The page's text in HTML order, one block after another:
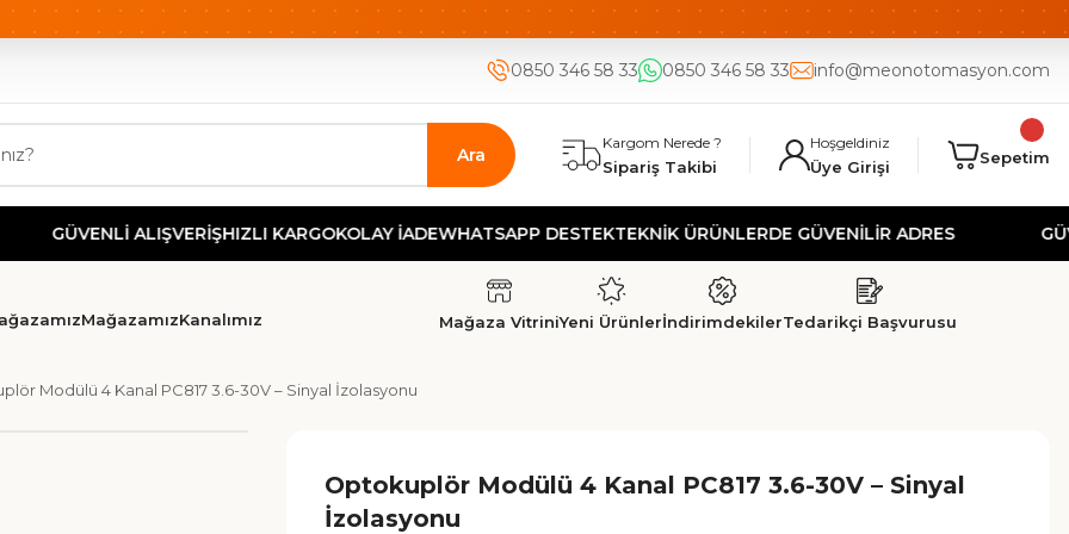
KARGO HIZLI KARGO GÜVENLİ ALIŞVERİŞ-KOLAY İADE UYGUN FİYAT
0850 346 58 33 0850 346 58 33 info@meonotomasyon.com
Ara
Kargom Nerede ?
Sipariş Takibi
Hoşgeldiniz
Üye Girişi Sepetim
ALIŞVERİŞHIZLI KARGO KOLAY İADEWHATSAPP DESTEKTEKNİK ÜRÜNLERDE GÜVENİLİR ADRES GÜVENLİ
MağazamızKanalımız Mağaza VitriniYeni ÜrünlerİndirimdekilerTedarikçi Başvurusu
Modülü 4 Kanal PC817 3.6-30V – Sinyal İzolasyonu
Optokuplör Modülü 4 Kanal PC817 3.6-30V – Sinyal
İzolasyonu